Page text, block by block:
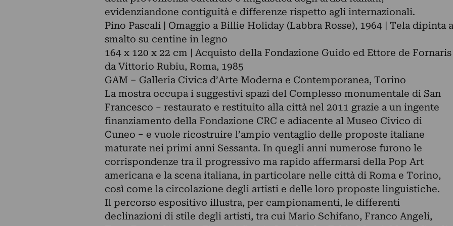
evidenziandone contiguità e differenze rispetto agli internazionali.
Pino Pascali | Omaggio a Billie Holiday (Labbra Rosse), 1964 | Tela dipinta a
smalto su centine in legno
164 x 120 x 22 cm | Acquisto della Fondazione Guido ed Ettore de Fornaris
da Vittorio Rubiu, Roma, 1985
GAM – Galleria Civica d’Arte Moderna e Contemporanea, Torino
La mostra occupa i suggestivi spazi del Complesso monumentale di San
Francesco − restaurato e restituito alla città nel 2011 grazie a un ingente
finanziamento della Fondazione CRC e adiacente al Museo Civico di
Cuneo − e vuole ricostruire l’ampio ventaglio delle proposte italiane
maturate nei primi anni Sessanta. In quegli anni numerose furono le
corrispondenze tra il progressivo ma rapido affermarsi della Pop Art
americana e la scena italiana, in particolare nelle città di Roma e Torino,
così come la circolazione degli artisti e delle loro proposte linguistiche.
Il percorso espositivo illustra, per campionamenti, le differenti
declinazioni di stile degli artisti, tra cui Mario Schifano, Franco Angeli,